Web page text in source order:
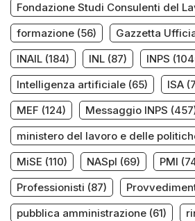
Fondazione Studi Consulenti del
formazione (56) Gazzetta
INAIL (184) INL (87) INPS
Intelligenza artificiale (65) ISA
MEF (124) Messaggio INPS
ministero del lavoro e delle
MiSE (110) NASpI (69) PMI
Professionisti (87)
pubblica amministrazione (61)